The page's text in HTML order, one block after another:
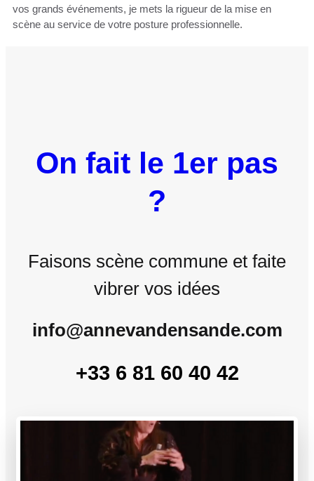
vos grands événements, je mets la rigueur de la mise en
scène au service de votre posture professionnelle.
On fait le 1er pas
?
Faisons scène commune et faite
vibrer vos idées
info@annevandensande.com
+33 6 81 60 40 42